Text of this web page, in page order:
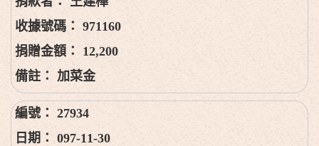
971160
12,200
加菜金
27934
097-11-30